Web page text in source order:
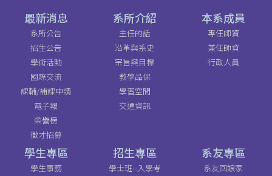
最新消息
系所公告
招生公告
學術活動
國際交流
課輔/補課申請
電子報
榮譽榜
徵才招募
系所介紹
主任的話
沿革與系史
宗旨與目標
教學品保
學習空間
交通資訊
本系成員
專任師資
兼任師資
行政人員
學生專區
學生事務
招生專區
學士班--入學考
系友專區
系友回娘家